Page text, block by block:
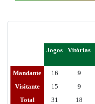
Jogos Vitórias
Mandante 16 9
Visitante
15 9
Total
31 18